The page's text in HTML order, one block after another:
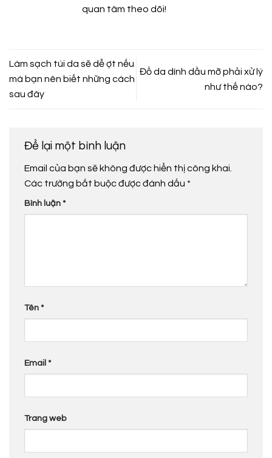
quan tâm theo dõi!
Làm sạch túi da sẽ dễ ợt nếu
mà bạn nên biết những cách
sau đây
Đồ da dính dầu mỡ phải xử lý
như thế nào?
Để lại một bình luận
Email của bạn sẽ không được hiển thị công khai.
Các trường bắt buộc được đánh dấu *
Bình luận *
Tên *
Email *
Trang web